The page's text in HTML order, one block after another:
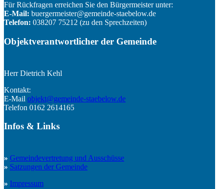
Für Rückfragen erreichen Sie den Bürgermeister unter:
E-Mail: buergermeister@gemeinde-staebelow.de
Telefon: 038207 75212 (zu den Sprechzeiten)
Objektverantwortlicher der Gemeinde
Herr Dietrich Kehl
Kontakt:
E-Mail objekt@gemeinde-staebelow.de
Telefon 0162 2614165
Infos & Links
» Gemeindevertretung und Ausschüsse
» Satzungen der Gemeinde
» Impressum